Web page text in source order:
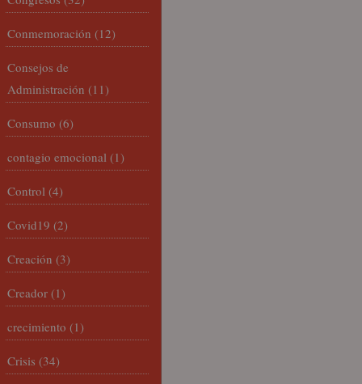
Conmemoración (12)
Consejos de
Administración (11)
Consumo (6)
contagio emocional (1)
Control (4)
Covid19 (2)
Creación (3)
Creador (1)
crecimiento (1)
Crisis (34)